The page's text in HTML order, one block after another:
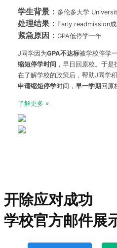
学生背景： 多伦多大学
处理结果： Early readmission
紧急原因： GPA低停学一年
J同学因为GPA不达标被学校停学
缩短停学时间 ，早日回原校。于
在了解学校的政策后，帮助J同学
申请缩短停学时间， 早一学期 回原
了解更多 »
开除应对成功
学校官方邮件展